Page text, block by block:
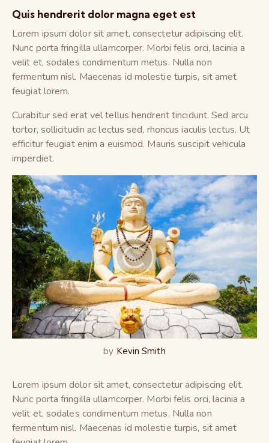
Quis hendrerit dolor magna eget est
Lorem ipsum dolor sit amet, consectetur adipiscing elit.
Nunc porta fringilla ullamcorper. Morbi felis orci, lacinia a
velit et, sodales condimentum metus. Nulla non
fermentum nisl. Maecenas id molestie turpis, sit amet
feugiat lorem.
Curabitur sed erat vel tellus hendrerit tincidunt. Sed arcu
tortor, sollicitudin ac lectus sed, rhoncus iaculis lectus. Ut
efficitur feugiat enim a euismod. Mauris suscipit vehicula
imperdiet.
by Kevin Smith
Lorem ipsum dolor sit amet, consectetur adipiscing elit.
Nunc porta fringilla ullamcorper. Morbi felis orci, lacinia a
velit et, sodales condimentum metus. Nulla non
fermentum nisl. Maecenas id molestie turpis, sit amet